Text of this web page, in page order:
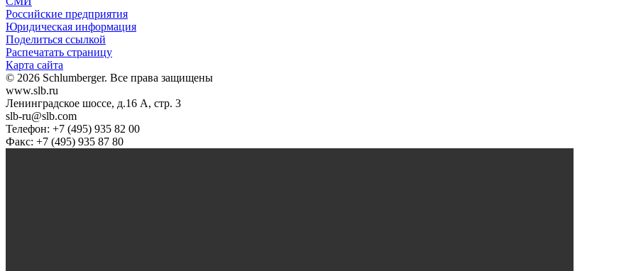
Российские предприятия
Юридическая информация
Поделиться ссылкой
Распечатать страницу
Карта сайта
© 2026 Schlumberger. Все права защищены
www.slb.ru
Ленинградское шоссе, д.16 А, стр. 3
slb-ru@slb.com
Телефон: +7 (495) 935 82 00
Факс: +7 (495) 935 87 80